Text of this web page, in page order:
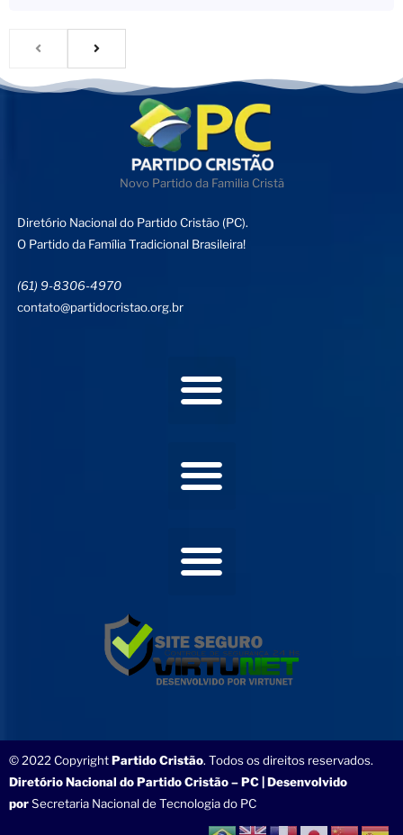
Novo Partido da Familia Cristã
Diretório Nacional do Partido Cristão (PC).
O Partido da Família Tradicional Brasileira!
(61) 9-8306-4970
contato@partidocristao.org.br
© 2022 CopyrightPartido Cristão. Todos os direitos reservados.
Diretório Nacional do Partido Cristão – PC | Desenvolvido
porSecretaria Nacional de Tecnologia do PC